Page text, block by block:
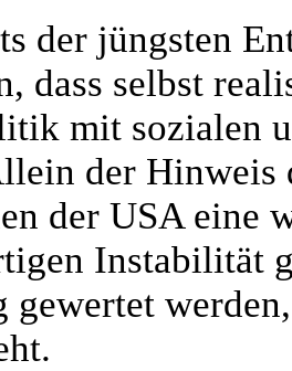
der jüngsten
dass selbst
mit sozialen
der Hinweis
der USA eine
Instabilität
gewertet